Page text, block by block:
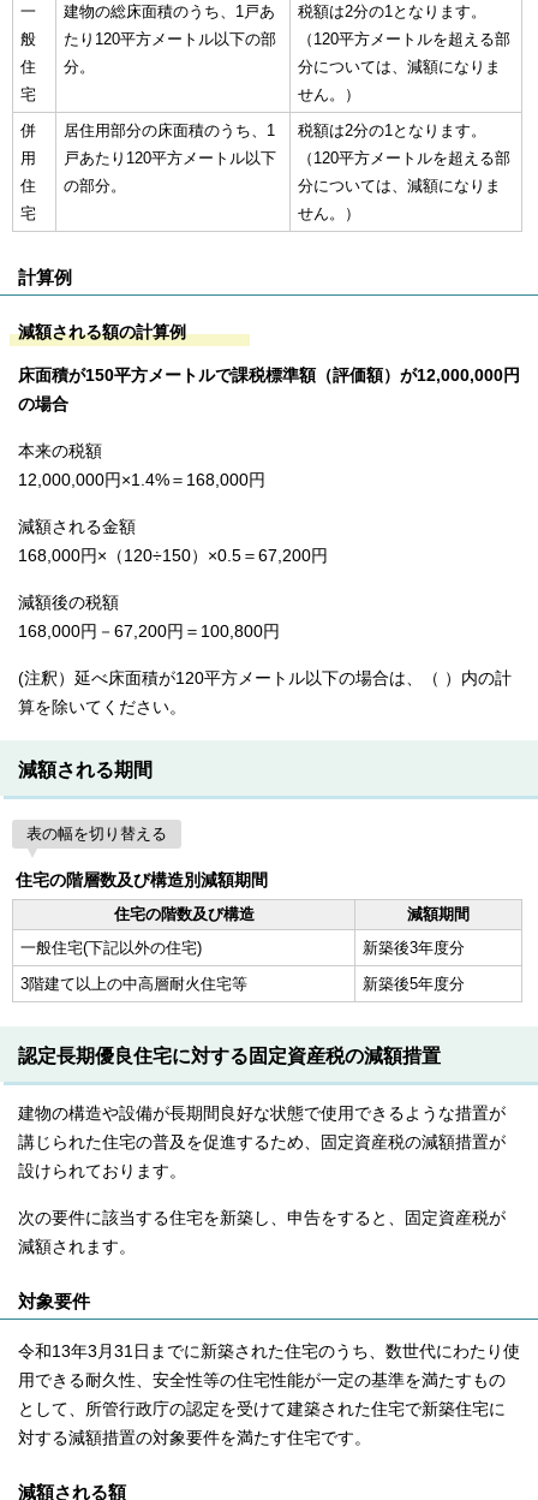
一
般
住
宅
建物の総床面積のうち、1戸あ
たり120平方メートル以下の部
分。
税額は2分の1となります。
（120平方メートルを超える部
分については、減額になりま
せん。）
併
用
住
宅
居住用部分の床面積のうち、1
戸あたり120平方メートル以下
の部分。
税額は2分の1となります。
（120平方メートルを超える部
分については、減額になりま
せん。）
計算例
減額される額の計算例
床面積が150平方メートルで課税標準額（評価額）が12,000,000円
の場合
本来の税額
12,000,000円×1.4%＝168,000円
減額される金額
168,000円×（120÷150）×0.5＝67,200円
減額後の税額
168,000円－67,200円＝100,800円
(注釈）延べ床面積が120平方メートル以下の場合は、（ ）内の計
算を除いてください。
減額される期間
表の幅を切り替える
住宅の階層数及び構造別減額期間
住宅の階数及び構造
減額期間
一般住宅(下記以外の住宅)
新築後3年度分
3階建て以上の中高層耐火住宅等
新築後5年度分
認定長期優良住宅に対する固定資産税の減額措置
建物の構造や設備が長期間良好な状態で使用できるような措置が
講じられた住宅の普及を促進するため、固定資産税の減額措置が
設けられております。
次の要件に該当する住宅を新築し、申告をすると、固定資産税が
減額されます。
対象要件
令和13年3月31日までに新築された住宅のうち、数世代にわたり使
用できる耐久性、安全性等の住宅性能が一定の基準を満たすもの
として、所管行政庁の認定を受けて建築された住宅で新築住宅に
対する減額措置の対象要件を満たす住宅です。
減額される額